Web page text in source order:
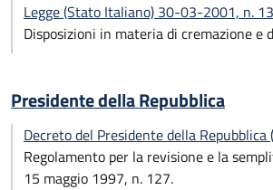
Legge (Stato Italiano) 30-03-2001, n.
Disposizioni in materia di cremazione e
Presidente della Repubblica
Decreto del Presidente della
Regolamento per la revisione e la
15 maggio 1997, n. 127.